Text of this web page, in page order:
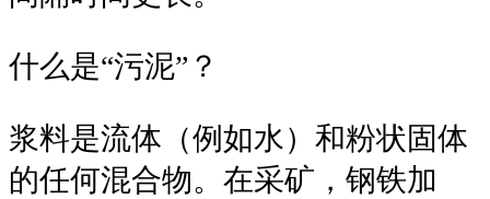
什么是“污泥”？
浆料是流体（例如水）和粉状固体
的任何混合物。在采矿，钢铁加